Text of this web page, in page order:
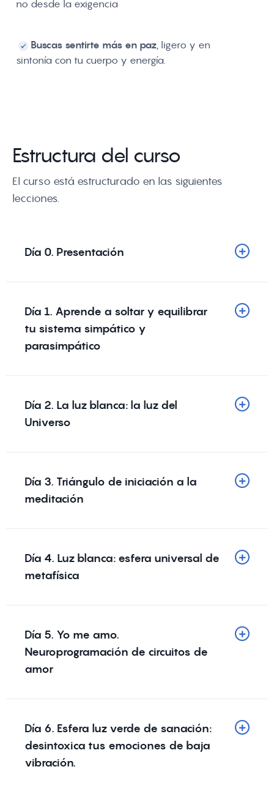
no desde la exigencia
Buscas sentirte más en paz , ligero y en
sintonía con tu cuerpo y energía.
Estructura del curso
El curso está estructurado en las siguientes
lecciones.
Día 0. Presentación
Día 1. Aprende a soltar y equilibrar
tu sistema simpático y
parasimpático
Día 2. La luz blanca: la luz del
Universo
Día 3. Triángulo de iniciación a la
meditación
Día 4. Luz blanca: esfera universal de
metafísica
Día 5. Yo me amo.
Neuroprogramación de circuitos de
amor
Día 6. Esfera luz verde de sanación:
desintoxica tus emociones de baja
vibración.